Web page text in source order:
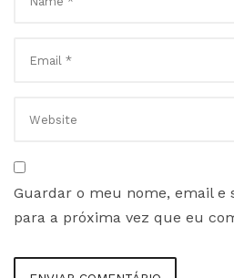
Guardar o meu nome, email e
para a próxima vez que eu